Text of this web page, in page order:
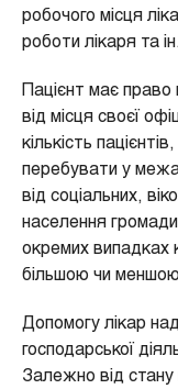
робочого місця
роботи лікаря та
Пацієнт має
від місця своєї
кількість
перебувати у
від соціальних,
населення
окремих випадках
більшою чи
Допомогу лікар
господарської
Залежно від стану